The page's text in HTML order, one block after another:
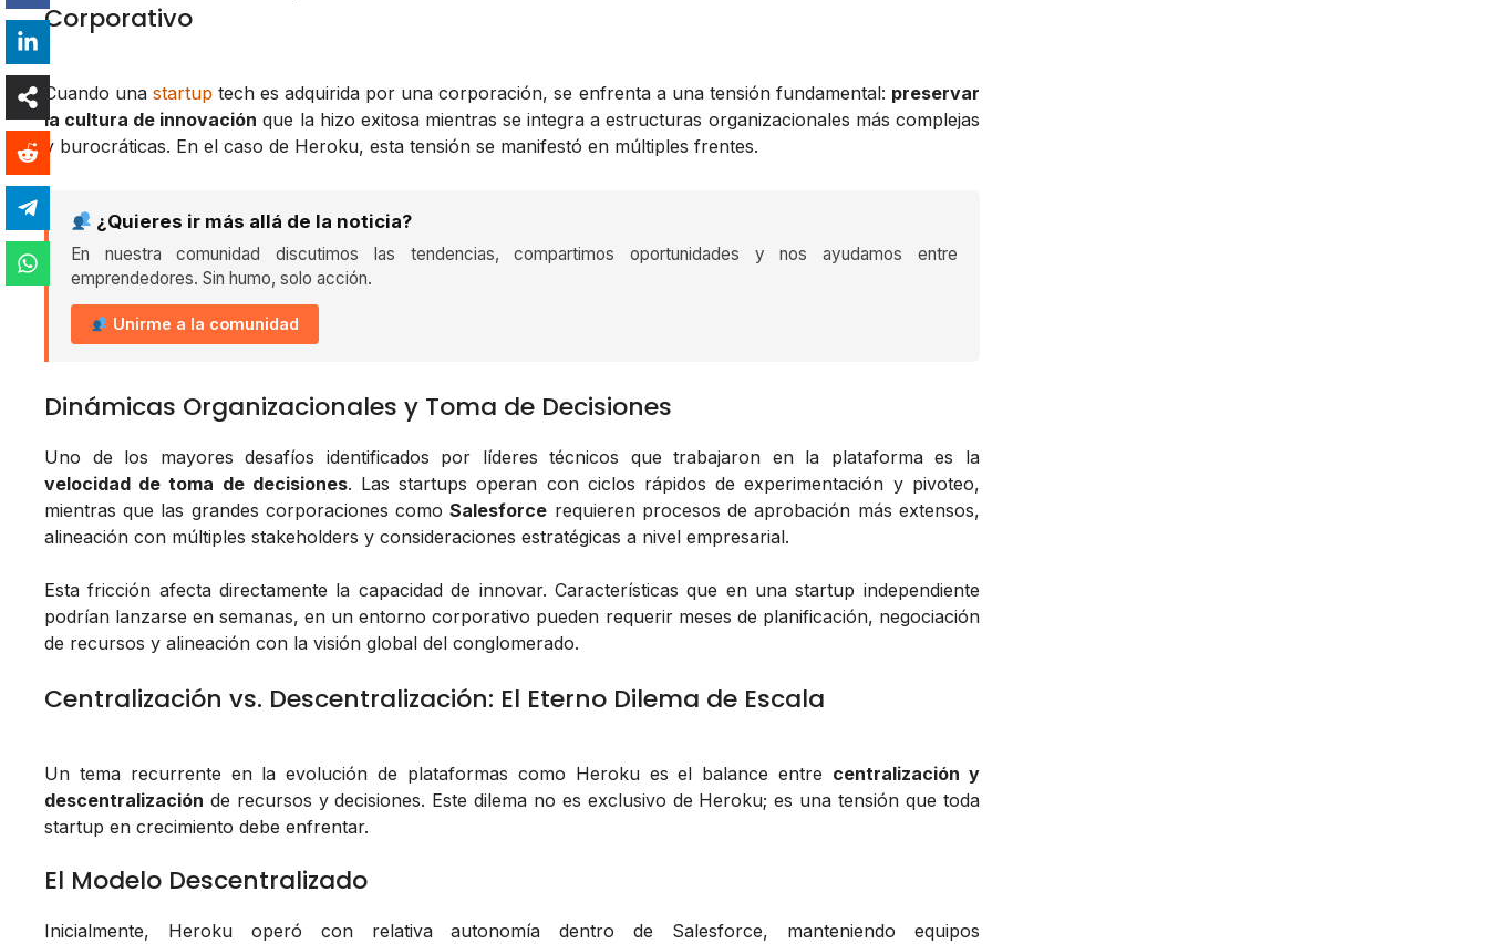
Corporativo
Cuando unastartup tech es adquirida por una corporación, se enfrenta a una tensión fundamental: preservar
la cultura de innovación que la hizo exitosa mientras se integra a estructuras organizacionales más complejas
y burocráticas. En el caso de Heroku, esta tensión se manifestó en múltiples frentes.
¿Quieres ir más allá de la noticia?
En nuestra comunidad discutimos las tendencias, compartimos oportunidades y nos ayudamos entre
emprendedores. Sin humo, solo acción.
Unirme a la comunidad
Dinámicas Organizacionales y Toma de Decisiones
Uno de los mayores desafíos identificados por líderes técnicos que trabajaron en la plataforma es la
velocidad de toma de decisiones. Las startups operan con ciclos rápidos de experimentación y pivoteo,
mientras que las grandes corporaciones comoSalesforce requieren procesos de aprobación más extensos,
alineación con múltiples stakeholders y consideraciones estratégicas a nivel empresarial.
Esta fricción afecta directamente la capacidad de innovar. Características que en una startup independiente
podrían lanzarse en semanas, en un entorno corporativo pueden requerir meses de planificación, negociación
de recursos y alineación con la visión global del conglomerado.
Centralización vs. Descentralización: El Eterno Dilema de Escala
Un tema recurrente en la evolución de plataformas como Heroku es el balance entre centralización y
descentralización de recursos y decisiones. Este dilema no es exclusivo de Heroku; es una tensión que toda
startup en crecimiento debe enfrentar.
El Modelo Descentralizado
Inicialmente, Heroku operó con relativa autonomía dentro de Salesforce, manteniendo equipos